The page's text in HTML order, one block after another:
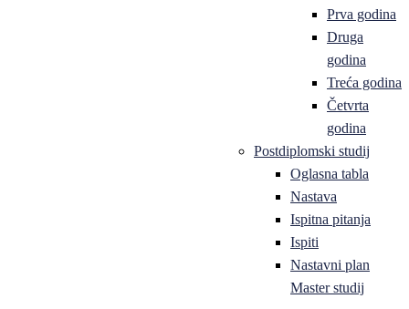
Prva godina
Druga
godina
Treća godina
Četvrta
godina
Postdiplomski studij
Oglasna tabla
Nastava
Ispitna pitanja
Ispiti
Nastavni plan
Master studij